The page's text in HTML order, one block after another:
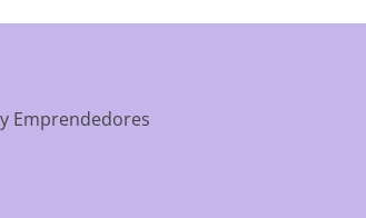
Emprendedores